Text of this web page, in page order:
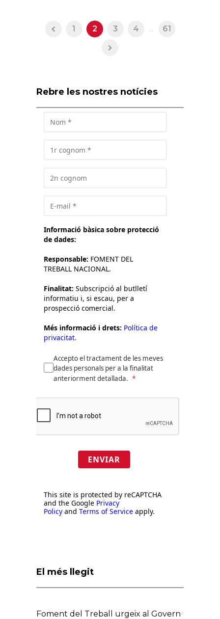
1 2 3 4 ... 61
Rebre les nostres notícies
Informació bàsica sobre protecció
de dades:
Responsable: FOMENT DEL
TREBALL NACIONAL.
Finalitat: Subscripció al butlletí
informatiu i, si escau, per a
prospecció comercial.
Més informació i drets: Política de
privacitat.
Accepto el tractament de les meves
dades personals per a la finalitat
anteriorment detallada.
ENVIAR
This site is protected by reCAPTCHA
and the Google Privacy
Policy and Terms of Service apply.
El més llegit
Foment del Treball urgeix al Govern